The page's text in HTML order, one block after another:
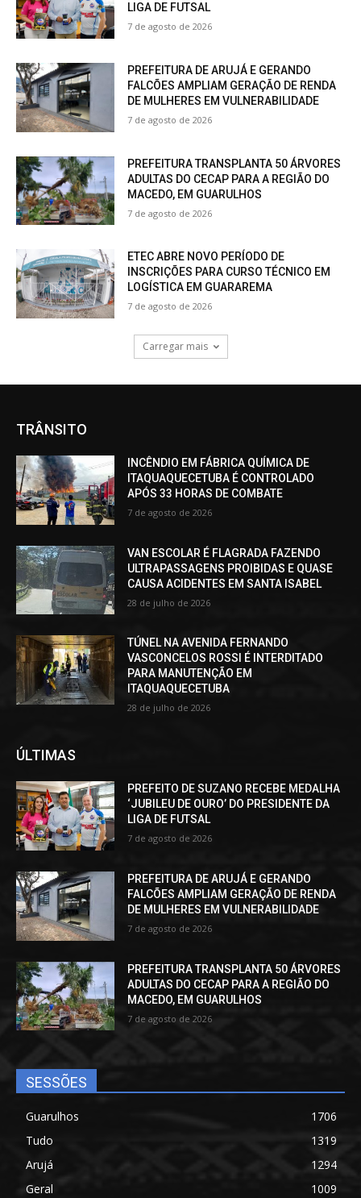
LIGA DE FUTSAL
7 de agosto de 2026
PREFEITURA DE ARUJÁ E GERANDO
FALCÕES AMPLIAM GERAÇÃO DE RENDA
DE MULHERES EM VULNERABILIDADE
7 de agosto de 2026
PREFEITURA TRANSPLANTA 50 ÁRVORES
ADULTAS DO CECAP PARA A REGIÃO DO
MACEDO, EM GUARULHOS
7 de agosto de 2026
ETEC ABRE NOVO PERÍODO DE
INSCRIÇÕES PARA CURSO TÉCNICO EM
LOGÍSTICA EM GUARAREMA
7 de agosto de 2026
Carregar mais
TRÂNSITO
INCÊNDIO EM FÁBRICA QUÍMICA DE
ITAQUAQUECETUBA É CONTROLADO
APÓS 33 HORAS DE COMBATE
7 de agosto de 2026
VAN ESCOLAR É FLAGRADA FAZENDO
ULTRAPASSAGENS PROIBIDAS E QUASE
CAUSA ACIDENTES EM SANTA ISABEL
28 de julho de 2026
TÚNEL NA AVENIDA FERNANDO
VASCONCELOS ROSSI É INTERDITADO
PARA MANUTENÇÃO EM
ITAQUAQUECETUBA
28 de julho de 2026
ÚLTIMAS
PREFEITO DE SUZANO RECEBE MEDALHA
‘JUBILEU DE OURO’ DO PRESIDENTE DA
LIGA DE FUTSAL
7 de agosto de 2026
PREFEITURA DE ARUJÁ E GERANDO
FALCÕES AMPLIAM GERAÇÃO DE RENDA
DE MULHERES EM VULNERABILIDADE
7 de agosto de 2026
PREFEITURA TRANSPLANTA 50 ÁRVORES
ADULTAS DO CECAP PARA A REGIÃO DO
MACEDO, EM GUARULHOS
7 de agosto de 2026
SESSÕES
Guarulhos
1706
Tudo
1319
Arujá
1294
Geral
1009